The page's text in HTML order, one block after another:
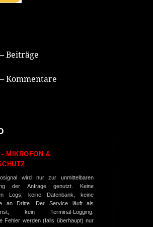
Beiträge
– Kommentare
- MIKROFON &
wird nur zur unmittelbaren
der Anfrage genutzt. Keine
Logs, keine Datenbank, keine
an Dritte. Der Service läuft als
kein Terminal-Logging.
Fehler werden (falls überhaupt) nur